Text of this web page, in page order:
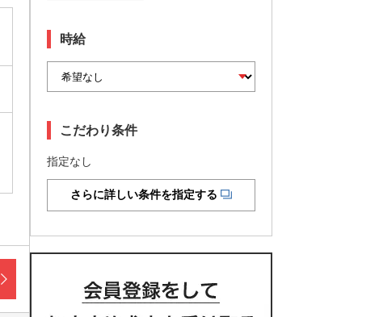
時給
こだわり条件
指定なし
さらに詳しい条件を指定する